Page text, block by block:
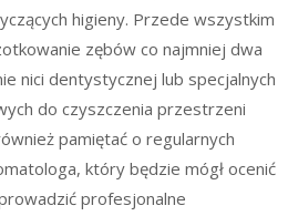
higieny. Przede wszystkim
zębów co najmniej dwa
nici dentystycznej lub specjalnych
do czyszczenia przestrzeni
pamiętać o regularnych
który będzie mógł ocenić
profesjonalne